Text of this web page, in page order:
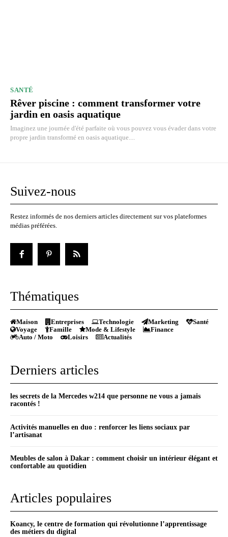
SANTÉ
Rêver piscine : comment transformer votre
jardin en oasis aquatique
Imaginez une journée d'été parfaite où vous pouvez vous évader dans votre
propre jardin transformé en oasis aquatique....
Suivez-nous
Restez informés de nos derniers articles directement sur vos plateformes
médias préférées.
Thématiques
Maison Entreprises Technologie Marketing
Santé
Voyage
Famille Mode & Lifestyle
Finance
Auto / Moto
Loisirs Actualités
Derniers articles
les secrets de la Mercedes w214 que personne ne vous a jamais
racontés !
Activités manuelles en duo : renforcer les liens sociaux par
l’artisanat
Meubles de salon à Dakar : comment choisir un intérieur élégant et
confortable au quotidien
Articles populaires
Koancy, le centre de formation qui révolutionne l’apprentissage
des métiers du digital